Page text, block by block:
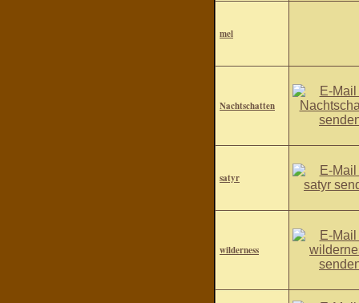
mel
Nachtschatten
satyr
wilderness